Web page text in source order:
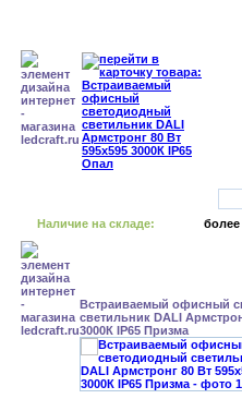
Наличие на складе: более
Встраиваемый офисный
светильник DALI
3000К IP65 Призма